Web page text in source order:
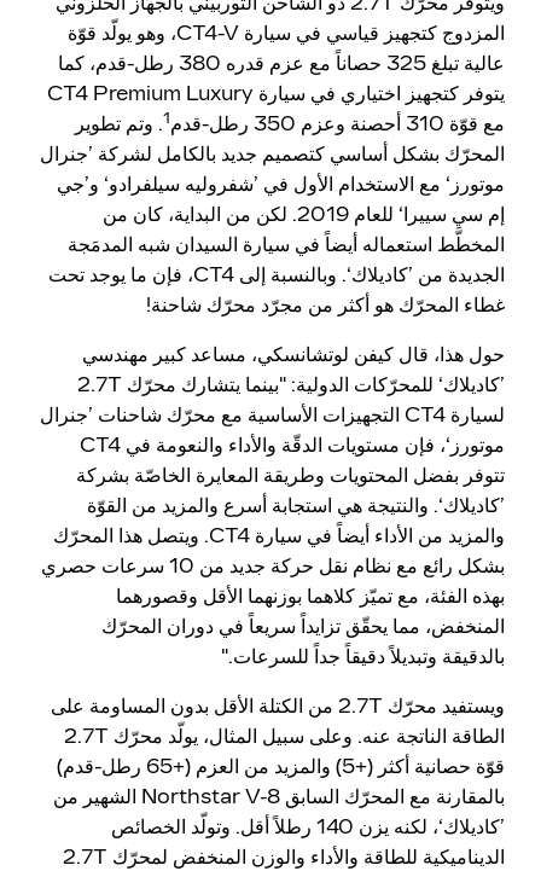
المزدوج كتجهيز قياسي في سيارة CT4-V، وهو يولّد قوّة
عالية تبلغ 325 حصاناً مع عزم قدره 380 رطل-قدم، كما
يتوفر كتجهيز اختياري في سيارة CT4 Premium Luxury
مع قوّة 310 أحصنة وعزم 350 رطل-قدم
1. وتم تطوير
المحرّك بشكل أساسي كتصميم جديد بالكامل لشركة ’جنرال
موتورز‘ مع الاستخدام الأول في ’شفروليه سيلفرادو‘ و’جي
إم سي سييرا‘ للعام 2019. لكن من البداية، كان من
المخطَّط استعماله أيضاً في سيارة السيدان شبه المدمَجة
الجديدة من ’كاديلاك‘. وبالنسبة إلى CT4، فإن ما يوجد تحت
غطاء المحرّك هو أكثر من مجرّد محرّك شاحنة!
حول هذا، قال كيفن لوتشانسكي، مساعد كبير مهندسي
’كاديلاك‘ للمحرّكات الدولية: "بينما يتشارك محرّك 2.7T
لسيارة CT4 التجهيزات الأساسية مع محرّك شاحنات ’جنرال
موتورز‘، فإن مستويات الدقّة والأداء والنعومة في CT4
تتوفر بفضل المحتويات وطريقة المعايرة الخاصّة بشركة
’كاديلاك‘. والنتيجة هي استجابة أسرع والمزيد من القوّة
والمزيد من الأداء أيضاً في سيارة CT4. ويتصل هذا المحرّك
بشكل رائع مع نظام نقل حركة جديد من 10 سرعات حصري
بهذه الفئة، مع تميّز كلاهما بوزنهما الأقل وقصورهما
المنخفض، مما يحقّق تزايداً سريعاً في دوران المحرّك
بالدقيقة وتبديلاً دقيقاً جداً للسرعات."
ويستفيد محرّك 2.7T من الكتلة الأقل بدون المساومة على
الطاقة الناتجة عنه. وعلى سبيل المثال، يولّد محرّك 2.7T
قوّة حصانية أكثر (+5) والمزيد من العزم (+65 رطل-قدم)
بالمقارنة مع المحرّك السابق Northstar V-8 الشهير من
’كاديلاك‘، لكنه يزن 140 رطلاً أقل. وتولّد الخصائص
الديناميكية للطاقة والأداء والوزن المنخفض لمحرّك 2.7T